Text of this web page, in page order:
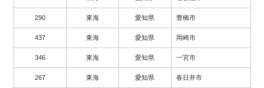
290 東海 愛知県 豊橋市
437 東海 愛知県 岡崎市
346 東海 愛知県 一宮市
267 東海 愛知県 春日井市